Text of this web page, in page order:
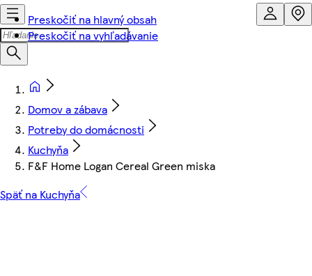
Preskočiť na hlavný obsah
Preskočiť na vyhľadávanie
Domov a zábava
Potreby do domácnosti
Kuchyňa
F&F Home Logan Cereal Green miska
Späť na Kuchyňa